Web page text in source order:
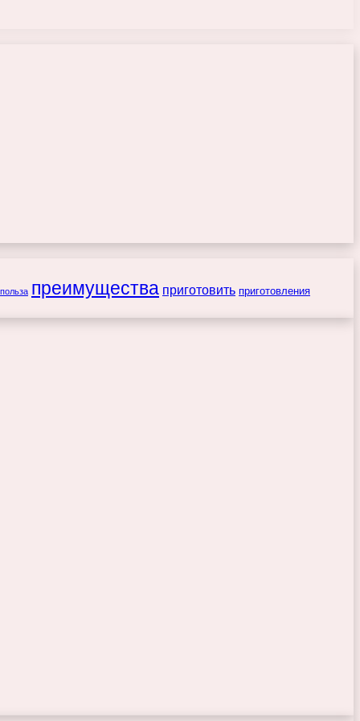
польза преимущества приготовить приготовления